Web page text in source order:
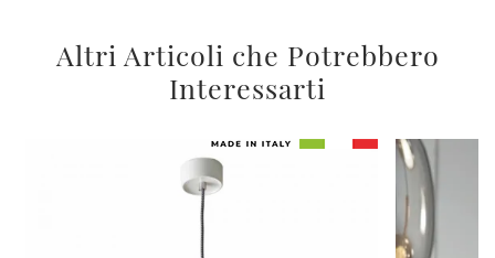
Altri Articoli che Potrebbero
Interessarti